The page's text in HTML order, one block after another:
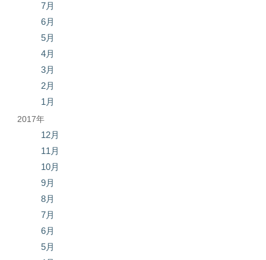
7月
6月
5月
4月
3月
2月
1月
2017年
12月
11月
10月
9月
8月
7月
6月
5月